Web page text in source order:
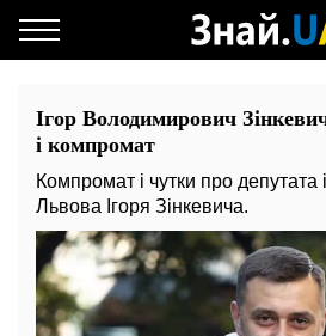
Ігор Володимирович
і компромат
Компромат і чутки про депутата
Львова Ігоря Зінкевича.